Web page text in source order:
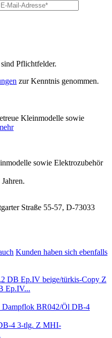
Pflichtfelder.
zur Kenntnis genommen.
Kleinmodelle sowie
sowie Elektrozubehör
Straße 55-57, D-73033
Kunden haben sich ebenfalls
Z
Ep.IV...
Dampflok BR042/Öl DB-4
Z MHI-